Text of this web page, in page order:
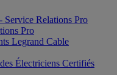
Service Relations Pro
Pro
Legrand Cable
Électriciens Certifiés